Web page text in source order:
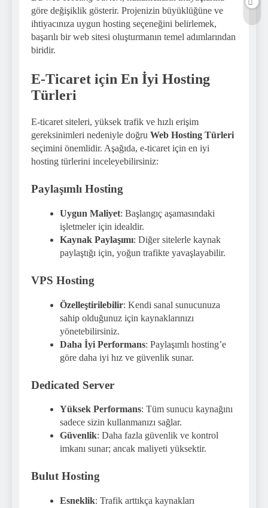
göre değişiklik gösterir. Projenizin büyüklüğüne ve
ihtiyacınıza uygun hosting seçeneğini belirlemek,
başarılı bir web sitesi oluşturmanın temel adımlarından
biridir.
E-Ticaret için En İyi Hosting
Türleri
E-ticaret siteleri, yüksek trafik ve hızlı erişim
gereksinimleri nedeniyle doğru Web Hosting Türleri
seçimini önemlidir. Aşağıda, e-ticaret için en iyi
hosting türlerini inceleyebilirsiniz:
Paylaşımlı Hosting
Uygun Maliyet: Başlangıç aşamasındaki
işletmeler için idealdir.
Kaynak Paylaşımı: Diğer sitelerle kaynak
paylaştığı için, yoğun trafikte yavaşlayabilir.
VPS Hosting
Özelleştirilebilir: Kendi sanal sunucunuza
sahip olduğunuz için kaynaklarınızı
yönetebilirsiniz.
Daha İyi Performans: Paylaşımlı hosting’e
göre daha iyi hız ve güvenlik sunar.
Dedicated Server
Yüksek Performans: Tüm sunucu kaynağını
sadece sizin kullanmanızı sağlar.
Güvenlik: Daha fazla güvenlik ve kontrol
imkanı sunar; ancak maliyeti yüksektir.
Bulut Hosting
Esneklik: Trafik arttıkça kaynakları